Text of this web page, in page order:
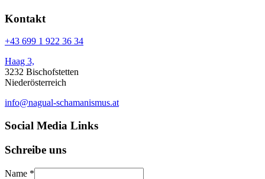
Kontakt
+43 699 1 922 36 34
Haag 3,
3232 Bischofstetten
Niederösterreich
info@nagual-schamanismus.at
Social Media Links
Schreibe uns
Name *